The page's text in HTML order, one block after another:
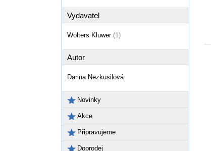
Vydavatel
Wolters Kluwer (1)
Autor
Darina Nezkusilová
Novinky
Akce
Připravujeme
Doprodej